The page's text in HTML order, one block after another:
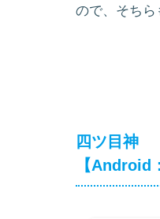
ので、そちら
四ツ目神
【Android